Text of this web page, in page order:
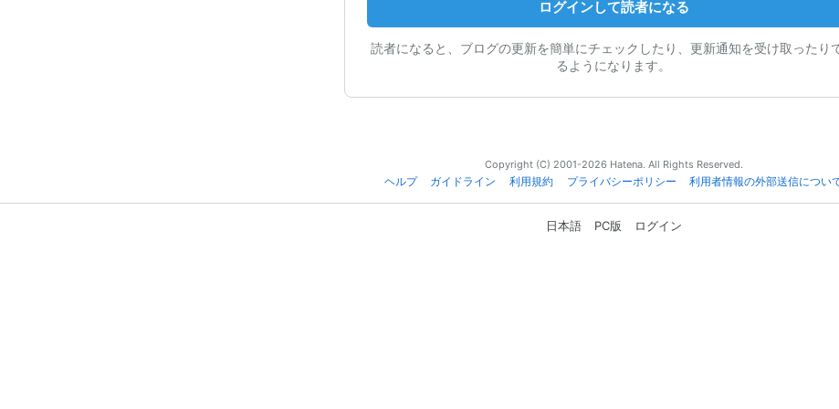
ログインして読者になる
読者になると、ブログの更新を簡単にチェックしたり、更新通知を受け取ったり
るようになります。
Copyright (C) 2001-2026 Hatena. All Rights Reserved.
ヘルプ
ガイドライン 利用規約 プライバシーポリシー 利用者情報の外部送信につい
日本語 PC版 ログイン